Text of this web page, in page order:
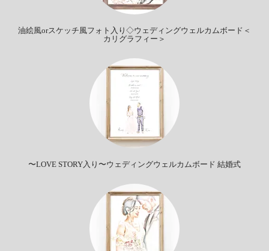
油絵風orスケッチ風フォト入り◇ウェディングウェルカムボード＜
カリグラフィー＞
〜LOVE STORY入り〜ウェディングウェルカムボード 結婚式